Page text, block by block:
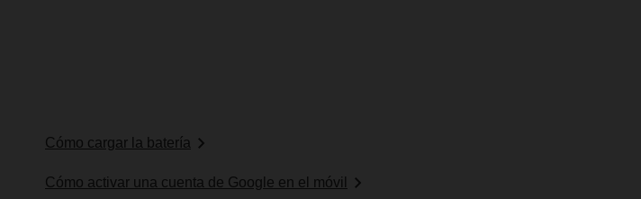
Cómo cargar la batería
Cómo activar una cuenta de Google en el móvil